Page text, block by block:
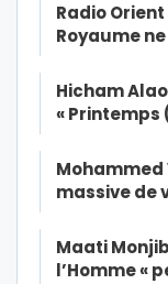
Radio
Royaume
Hicham
«
Mohammed
massive de
Maati
l’Homme «